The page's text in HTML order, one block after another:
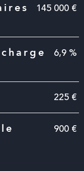
145 000 €
6,9 %
225 €
900 €